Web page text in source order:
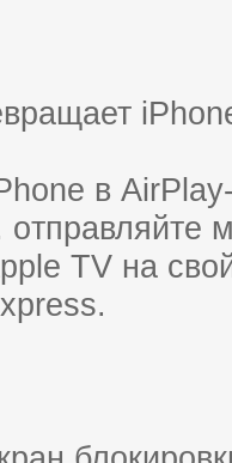
в
TV нa